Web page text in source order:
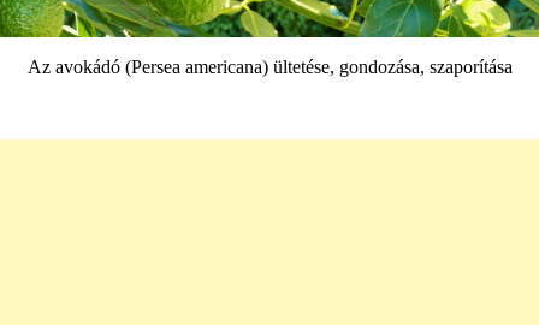
Az avokádó (Persea americana) ültetése, gondozása, szaporítása